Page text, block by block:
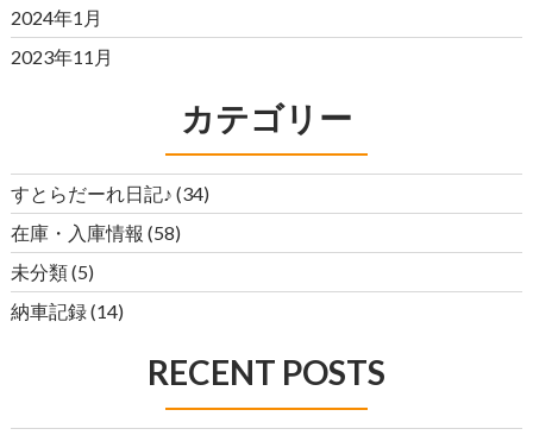
2024年1月
2023年11月
カテゴリー
すとらだーれ日記♪ (34)
在庫・入庫情報 (58)
未分類(5)
納車記録(14)
RECENT POSTS